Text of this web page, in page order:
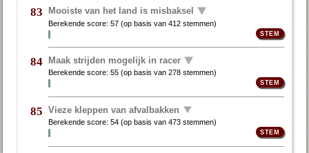
83 Mooiste van het land is misbaksel
Berekende score:57 (op basis van412 stemmen)
84 Maak strijden mogelijk in racer
Berekende score:55 (op basis van278 stemmen)
85 Vieze kleppen van afvalbakken
Berekende score:54 (op basis van473 stemmen)